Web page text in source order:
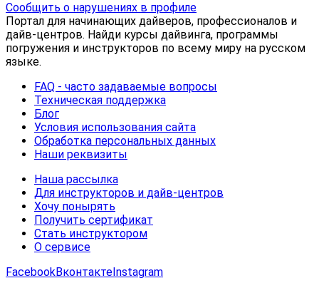
Сообщить о нарушениях в профиле
Портал для начинающих дайверов, профессионалов и
дайв-центров. Найди курсы дайвинга, программы
погружения и инструкторов по всему миру на русском
языке.
FAQ - часто задаваемые вопросы
Техническая поддержка
Блог
Условия использования сайта
Обработка персональных данных
Наши реквизиты
Наша рассылка
Для инструкторов и дайв-центров
Хочу понырять
Получить сертификат
Стать инструктором
О сервисе
FacebookВконтакте Instagram